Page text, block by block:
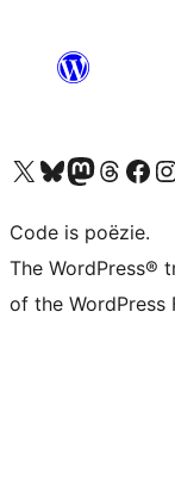
Bezoek ons X (voorheen Twitter) account
Bezoek ons Bluesky account
Bezoek ons Mastodon account
Bezoek onsOnze
Code is poëzie.
The WordPress®
of the WordPress